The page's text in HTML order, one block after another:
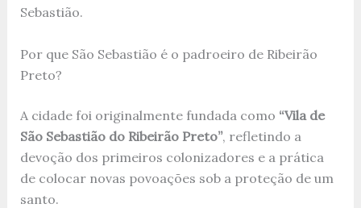
Sebastião.
Por que São Sebastião é o padroeiro de Ribeirão
Preto?
A cidade foi originalmente fundada como “Vila de
São Sebastião do Ribeirão Preto”, refletindo a
devoção dos primeiros colonizadores e a prática
de colocar novas povoações sob a proteção de um
santo.